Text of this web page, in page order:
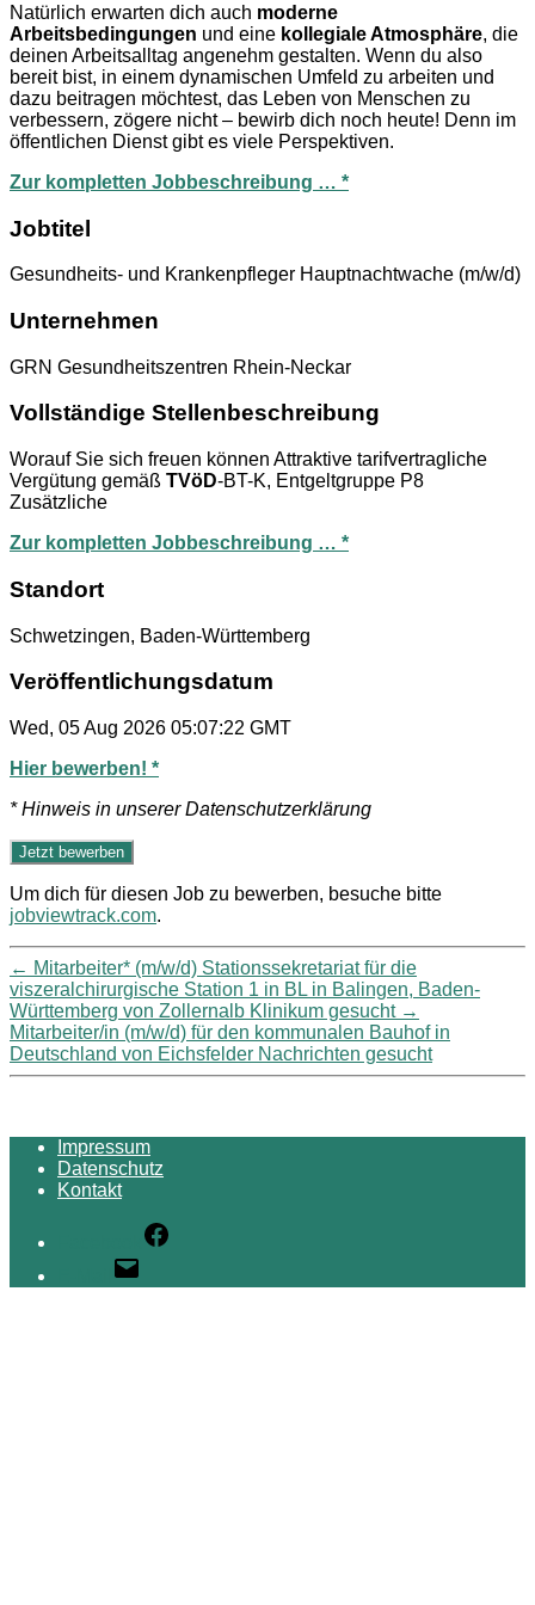
Natürlich erwarten dich auch moderne
Arbeitsbedingungen und eine kollegiale Atmosphäre, die
deinen Arbeitsalltag angenehm gestalten. Wenn du also
bereit bist, in einem dynamischen Umfeld zu arbeiten und
dazu beitragen möchtest, das Leben von Menschen zu
verbessern, zögere nicht – bewirb dich noch heute! Denn im
öffentlichen Dienst gibt es viele Perspektiven.
Zur kompletten Jobbeschreibung … *
Jobtitel
Gesundheits- und Krankenpfleger Hauptnachtwache (m/w/d)
Unternehmen
GRN Gesundheitszentren Rhein-Neckar
Vollständige Stellenbeschreibung
Worauf Sie sich freuen können Attraktive tarifvertragliche
Vergütung gemäß TVöD-BT-K, Entgeltgruppe P8
Zusätzliche
Zur kompletten Jobbeschreibung … *
Standort
Schwetzingen, Baden-Württemberg
Veröffentlichungsdatum
Wed, 05 Aug 2026 05:07:22 GMT
Hier bewerben! *
* Hinweis in unserer Datenschutzerklärung
Um dich für diesen Job zu bewerben, besuche bitte
jobviewtrack.com.
← Mitarbeiter* (m/w/d) Stationssekretariat für die
viszeralchirurgische Station 1 in BL in Balingen, Baden-
Württemberg von Zollernalb Klinikum gesucht →
Mitarbeiter/in (m/w/d) für den kommunalen Bauhof in
Deutschland von Eichsfelder Nachrichten gesucht
Impressum
Datenschutz
Kontakt